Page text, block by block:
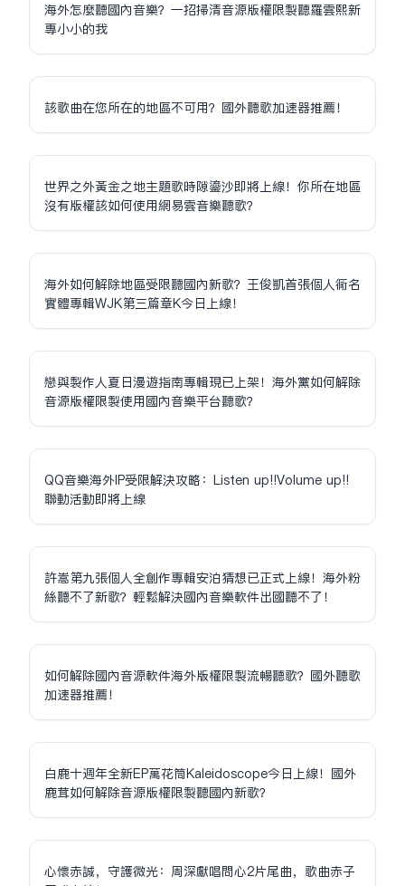
海外怎麼聽國內音樂？一招掃清音源版權限制聽羅雲熙新
專小小的我
該歌曲在您所在的地區不可用？國外聽歌加速器推薦！
世界之外黃金之地主題歌時隙鎏沙即將上線！你所在地區
沒有版權該如何使用網易雲音樂聽歌？
海外如何解除地區受限聽國內新歌？王俊凱首張個人同名
實體專輯WJK第三篇章K今日上線！
戀與製作人夏日漫遊指南專輯現已上架！海外黨如何解除
音源版權限制使用國內音樂平台聽歌？
QQ音樂海外IP受限解決攻略：Listen up!!Volume up!!
聯動活動即將上線
許嵩第九張個人全創作專輯安泊猜想已正式上線！海外粉
絲聽不了新歌？輕鬆解決國內音樂軟件出國聽不了！
如何解除國內音源軟件海外版權限制流暢聽歌？國外聽歌
加速器推薦！
白鹿十週年全新EP萬花筒Kaleidoscope今日上線！國外
鹿茸如何解除音源版權限制聽國內新歌？
心懷赤誠，守護微光：周深獻唱問心2片尾曲，歌曲赤子